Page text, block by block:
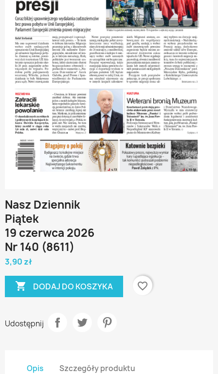
Nasz Dziennik
Piątek
19 czerwca 2026
Nr 140 (8611)
3,90 zł
 DODAJ DO KOSZYKA favorite_border
Udostępnij
Opis Szczegóły produktu